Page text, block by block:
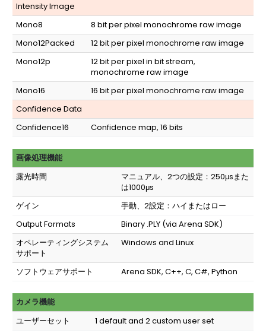
Intensity Image
Mono8
8 bit per pixel monochrome raw image
Mono12Packed
12 bit per pixel monochrome raw image
Mono12p
12 bit per pixel in bit stream,
monochrome raw image
Mono16
16 bit per pixel monochrome raw image
Confidence Data
Confidence16
Confidence map, 16 bits
画像処理機能
露光時間
マニュアル、2つの設定：250μsまた
は1000μs
ゲイン
手動、2設定：ハイまたはロー
Output Formats
Binary .PLY (via Arena SDK)
オペレーティングシステム
サポート
Windows and Linux
ソフトウェアサポート Arena SDK, C++, C, C#, Python
カメラ機能
ユーザーセット
1 default and 2 custom user set